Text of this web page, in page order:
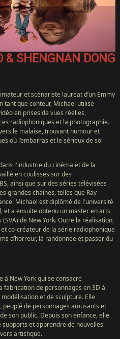
& SHENGNAN DONG
et scénariste lauréat d’un Emmy
tant que conteur, Michael utilise
en prises de vues réelles,
radiophoniques et la photographie.
le malaise, trouvant humour et
où l’embarras et le sérieux de soi
l'industrie du cinéma et de la
en coulisses sur des
ainsi que sur des séries télévisées
grandes chaînes, telles que Ray
Michael est diplômé de l'université
et a ensuite obtenu un master en arts
de New York. Outre la réalisation,
co-créateur de la série radiophonique
d’horreur, la randonnée et passer du
à New York qui se consacre
fabrication de personnages en 3D à
et de sculpture. Elle
de personnages amusants et
son public. Depuis son enfance, elle
et apprendre de nouvelles
artistique.